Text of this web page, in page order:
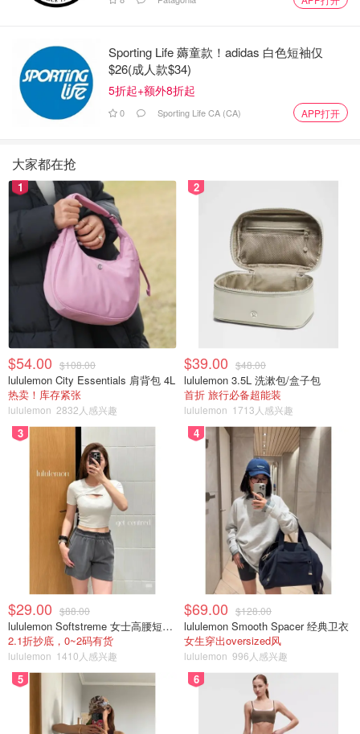
Sporting Life 薅童款！adidas 白色短袖仅
$26(成人款$34)
5折起+额外8折起
0 Sporting Life CA (CA) APP打开
大家都在抢
1
$54.00 $108.00
lululemon City Essentials 肩背包 4L
热卖！库存紧张
lululemon 2832人感兴趣
2
$39.00 $48.00
lululemon 3.5L 洗漱包/盒子包
首折 旅行必备超能装
lululemon 1713人感兴趣
3
$29.00 $88.00
lululemon Softstreme 女士高腰短裤 10cm
2.1折抄底，0~2码有货
lululemon 1410人感兴趣
4
$69.00 $128.00
lululemon Smooth Spacer 经典卫衣
女生穿出oversized风
lululemon 996人感兴趣
5 6